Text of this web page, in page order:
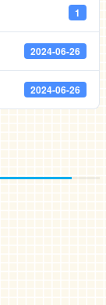
1
2024-06-26
2024-06-26